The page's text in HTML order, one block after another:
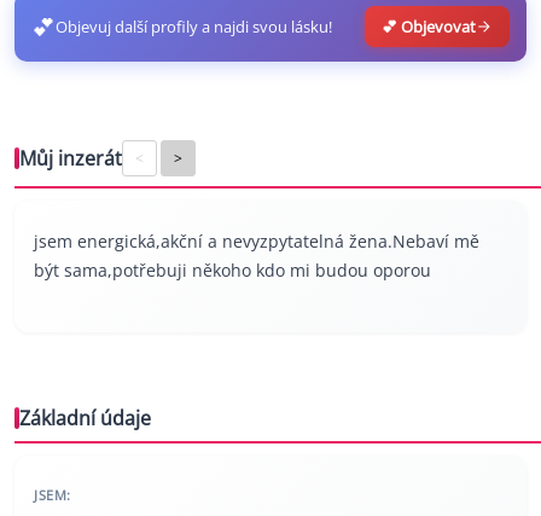
💕Objevuj další profily a najdi svou lásku! 💕 Objevovat
Můj inzerát < >
jsem energická,akční a nevyzpytatelná žena.Nebaví mě
být sama,potřebuji někoho kdo mi budou oporou
Základní údaje
JSEM: